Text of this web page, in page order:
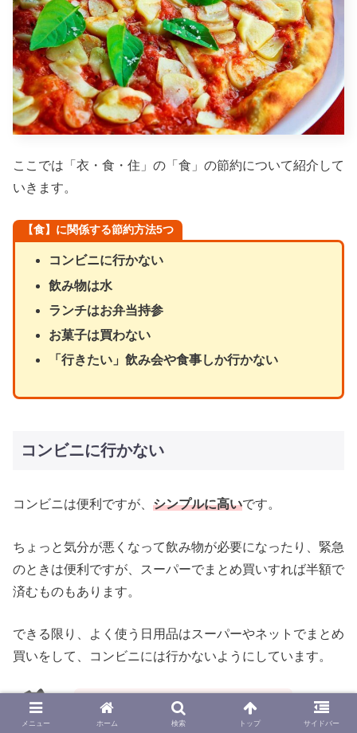
ここでは「衣・食・住」の「食」の節約について紹介して
いきます。
【食】に関係する節約方法5つ
コンビニに行かない
飲み物は水
ランチはお弁当持参
お菓子は買わない
「行きたい」飲み会や食事しか行かない
コンビニに行かない
コンビニは便利ですが、 シンプルに高いです。
ちょっと気分が悪くなって飲み物が必要になったり、緊急
のときは便利ですが、スーパーでまとめ買いすれば半額で
済むものもあります。
できる限り、よく使う日用品はスーパーやネットでまとめ
買いをして、コンビニには行かないようにしています。
同じ理由で 自販機でも買いません
メニュー ホーム 検索 トップ サイドバー